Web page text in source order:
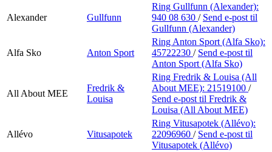
Alexander Gullfunn
Ring Gullfunn (Alexander):
940 08 630 / Send e-post til
Gullfunn (Alexander)
Alfa Sko Anton Sport
Ring Anton Sport (Alfa Sko):
45722230 / Send e-post til
Anton Sport (Alfa Sko)
All About MEE
Fredrik &
Louisa
Ring Fredrik & Louisa (All
About MEE): 21519100 /
Send e-post til Fredrik &
Louisa (All About MEE)
Allévo Vitusapotek
Ring Vitusapotek (Allévo):
22096960 / Send e-post til
Vitusapotek (Allévo)